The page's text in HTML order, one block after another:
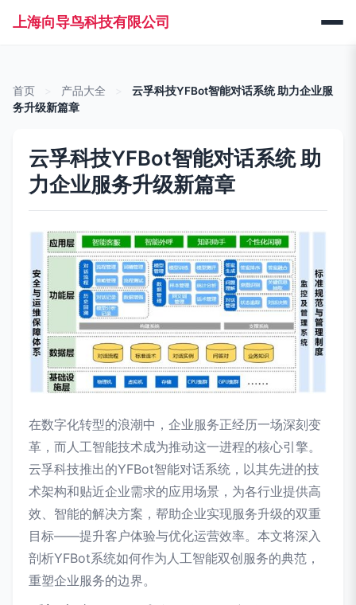
上海向导鸟科技有限公司
首页 产品大全
云孚科技YFBot智能对话系统 助力企业服
务升级新篇章
云孚科技YFBot智能对话系统 助
力企业服务升级新篇章
在数字化转型的浪潮中，企业服务正经历一场深刻变
革，而人工智能技术成为推动这一进程的核心引擎。
云孚科技推出的YFBot智能对话系统，以其先进的技
术架构和贴近企业需求的应用场景，为各行业提供高
效、智能的解决方案，帮助企业实现服务升级的双重
目标——提升客户体验与优化运营效率。本文将深入
剖析YFBot系统如何作为人工智能双创服务的典范，
重塑企业服务的边界。